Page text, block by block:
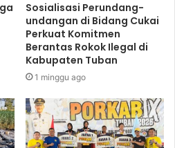
Sosialisasi Perundang-
undangan di Bidang Cukai
Perkuat Komitmen
Berantas Rokok Ilegal di
Kabupaten Tuban
1 minggu ago